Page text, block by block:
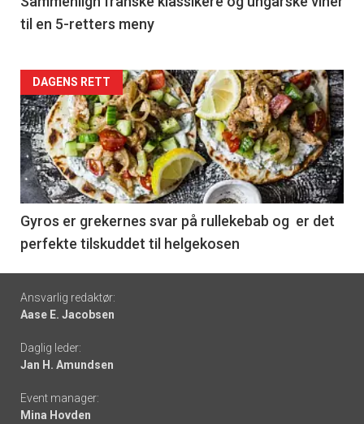
til en 5-retters meny
Forsiden
akkurat
nå
-
6
DAGENS RETT
Gyros er grekernes svar på rullekebab og er det
perfekte tilskuddet til helgekosen
Footer
-
links
Ansvarlig redaktør:
Aase E. Jacobsen
Daglig leder:
Jan H. Amundsen
Event manager:
Mina Hovden